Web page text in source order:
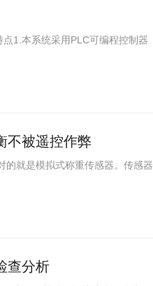
1.本系统采用PLC可编程控制器
不被遥控作弊
的就是模拟式称重传感器。传感器
查分析